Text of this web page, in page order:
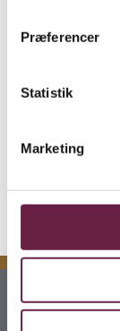
Præferencer
Statistik
Marketing
2 stk.
2 stk.
2 stk.
Kontakt